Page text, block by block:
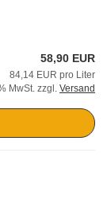
58,90 EUR
84,14 EUR pro Liter
MwSt. zzgl. Versand